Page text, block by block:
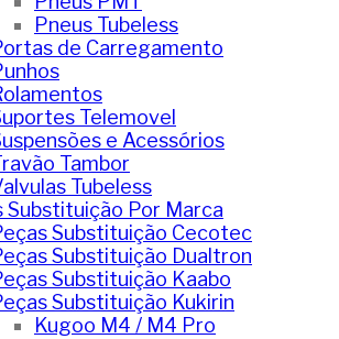
Pneus Tubeless
de Carregamento
Telemovel
e Acessórios
Tambor
Tubeless
Substituição Por Marca
Substituição Cecotec
Substituição Dualtron
Substituição Kaabo
Substituição Kukirin
Kugoo M4 / M4 Pro